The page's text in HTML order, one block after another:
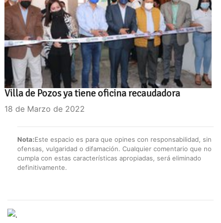
Villa de Pozos ya tiene oficina recaudadora
18 de Marzo de 2022
Nota:Este espacio es para que opines con responsabilidad, sin
ofensas, vulgaridad o difamación. Cualquier comentario que no
cumpla con estas características apropiadas, será eliminado
definitivamente.